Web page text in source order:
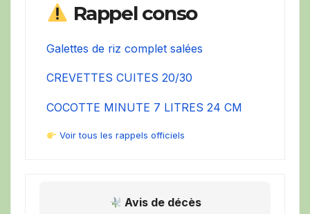
Rappel conso
Galettes de riz complet salées
CREVETTES CUITES 20/30
COCOTTE MINUTE 7 LITRES 24 CM
Voir tous les rappels officiels
Avis de décès